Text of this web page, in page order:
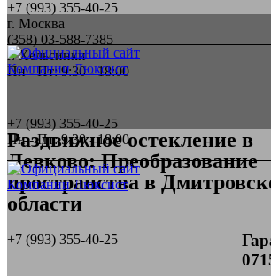
+7 (993) 355-40-25
г. Москва
(358) 03-588-7385
г. Хельсинки
Пн - Пт: 9:30 - 18:00
+7 (993) 355-40-25
Пн - Пт: 9:30 - 18:00
+7 (993) 355-40-25
Раздвижное остекление в
Левково: Преобразование
пространства в
области